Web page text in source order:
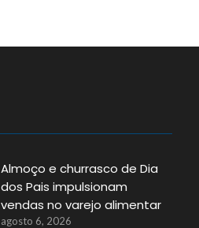
Almoço e churrasco de Dia
dos Pais impulsionam
vendas no varejo alimentar
agosto 6, 2026